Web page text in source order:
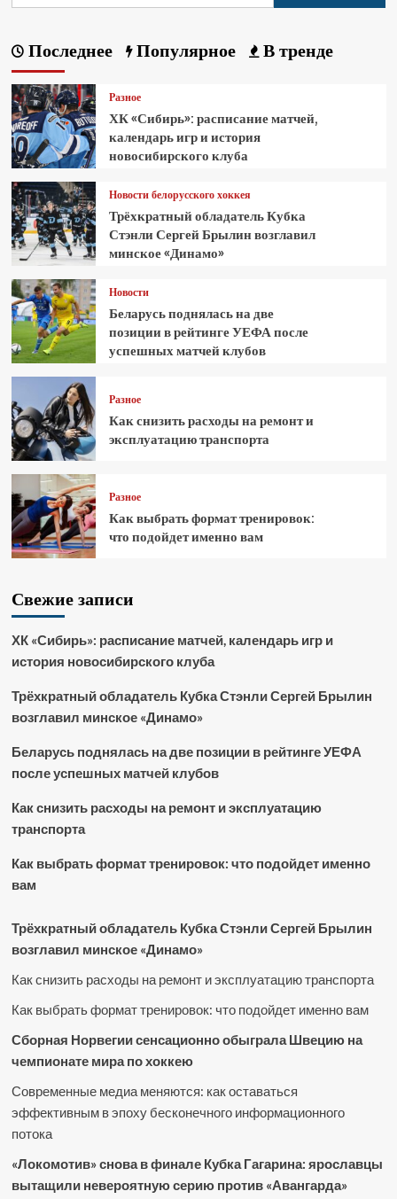
Последнее Популярное В тренде
Разное
ХК «Сибирь»: расписание матчей,
календарь игр и история
новосибирского клуба
Новости белорусского хоккея
Трёхкратный обладатель Кубка
Стэнли Сергей Брылин возглавил
минское «Динамо»
Новости
Беларусь поднялась на две
позиции в рейтинге УЕФА после
успешных матчей клубов
Разное
Как снизить расходы на ремонт и
эксплуатацию транспорта
Разное
Как выбрать формат тренировок:
что подойдет именно вам
Свежие записи
ХК «Сибирь»: расписание матчей, календарь игр и
история новосибирского клуба
Трёхкратный обладатель Кубка Стэнли Сергей Брылин
возглавил минское «Динамо»
Беларусь поднялась на две позиции в рейтинге УЕФА
после успешных матчей клубов
Как снизить расходы на ремонт и эксплуатацию
транспорта
Как выбрать формат тренировок: что подойдет именно
вам
Трёхкратный обладатель Кубка Стэнли Сергей Брылин
возглавил минское «Динамо»
Как снизить расходы на ремонт и эксплуатацию транспорта
Как выбрать формат тренировок: что подойдет именно вам
Сборная Норвегии сенсационно обыграла Швецию на
чемпионате мира по хоккею
Современные медиа меняются: как оставаться
эффективным в эпоху бесконечного информационного
потока
«Локомотив» снова в финале Кубка Гагарина: ярославцы
вытащили невероятную серию против «Авангарда»